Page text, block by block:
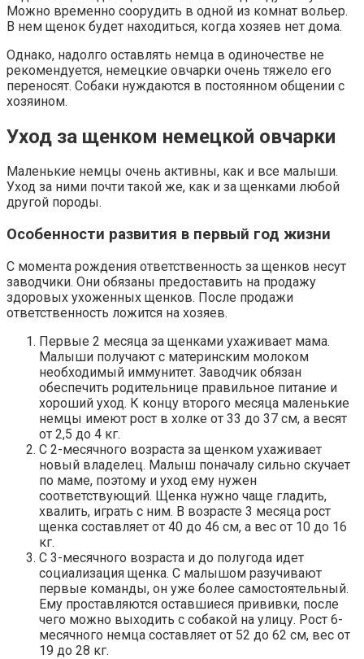
Можно временно соорудить в одной из комнат вольер.
В нем щенок будет находиться, когда хозяев нет дома.
Однако, надолго оставлять немца в одиночестве не
рекомендуется, немецкие овчарки очень тяжело его
переносят. Собаки нуждаются в постоянном общении с
хозяином.
Уход за щенком немецкой овчарки
Маленькие немцы очень активны, как и все малыши.
Уход за ними почти такой же, как и за щенками любой
другой породы.
Особенности развития в первый год жизни
С момента рождения ответственность за щенков несут
заводчики. Они обязаны предоставить на продажу
здоровых ухоженных щенков. После продажи
ответственность ложится на хозяев.
Первые 2 месяца за щенками ухаживает мама.
Малыши получают с материнским молоком
необходимый иммунитет. Заводчик обязан
обеспечить родительнице правильное питание и
хороший уход. К концу второго месяца маленькие
немцы имеют рост в холке от 33 до 37 см, а весят
от 2,5 до 4 кг.
С 2-месячного возраста за щенком ухаживает
новый владелец. Малыш поначалу сильно скучает
по маме, поэтому и уход ему нужен
соответствующий. Щенка нужно чаще гладить,
хвалить, играть с ним. В возрасте 3 месяца рост
щенка составляет от 40 до 46 см, а вес от 10 до 16
кг.
С 3-месячного возраста и до полугода идет
социализация щенка. С малышом разучивают
первые команды, он уже более самостоятельный.
Ему проставляются оставшиеся прививки, после
чего можно выходить с собакой на улицу. Рост 6-
месячного немца составляет от 52 до 62 см, вес от
19 до 28 кг.